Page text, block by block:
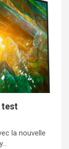
test
la nouvelle